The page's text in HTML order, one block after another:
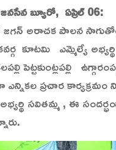
బ్యూరో, ఏప్రిల్ 06:
జగన్ అరాచక పాలన
కూటమి ఎమ్మెల్యే
పెట్టకుంట్లపల్లి
ప్రచార
సవితమ్మ , ఈ